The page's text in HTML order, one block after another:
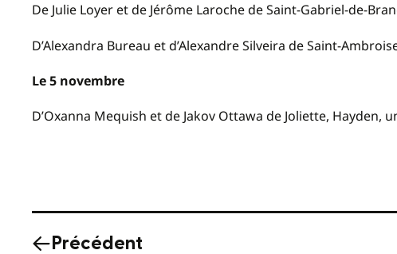
De Julie Loyer et de Jérôme Laroche de Saint-Gabriel-de-
D’Alexandra Bureau et d’Alexandre Silveira de Saint-
Le 5 novembre
D’Oxanna Mequish et de Jakov Ottawa de Joliette, Hayden,
Précédent